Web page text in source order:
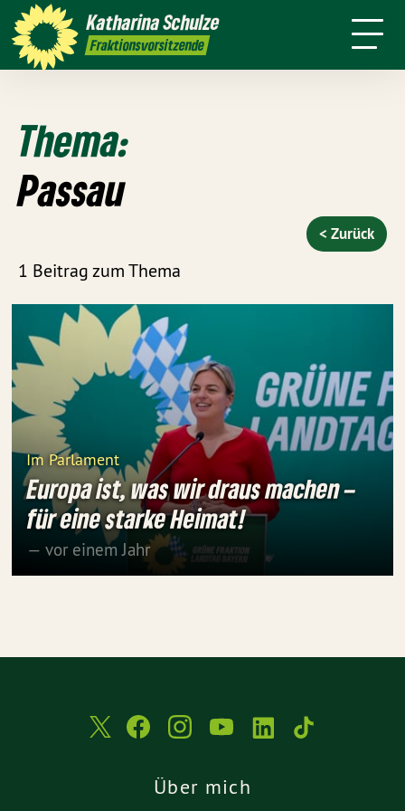
KatharinaSchulze
Fraktionsvorsitzende
Kontakt Transparenz
Über mich Meine Arbeit
Thema:
Passau
1 Beitrag zum Thema
< Zurück
Im Parlament
Europa ist, was wir draus machen –
für eine starke Heimat!
— vor einem Jahr
Über mich